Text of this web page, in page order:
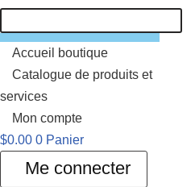
Accueil boutique
Catalogue de produits et
services
Mon compte
$0.00 0 Panier
Me connecter